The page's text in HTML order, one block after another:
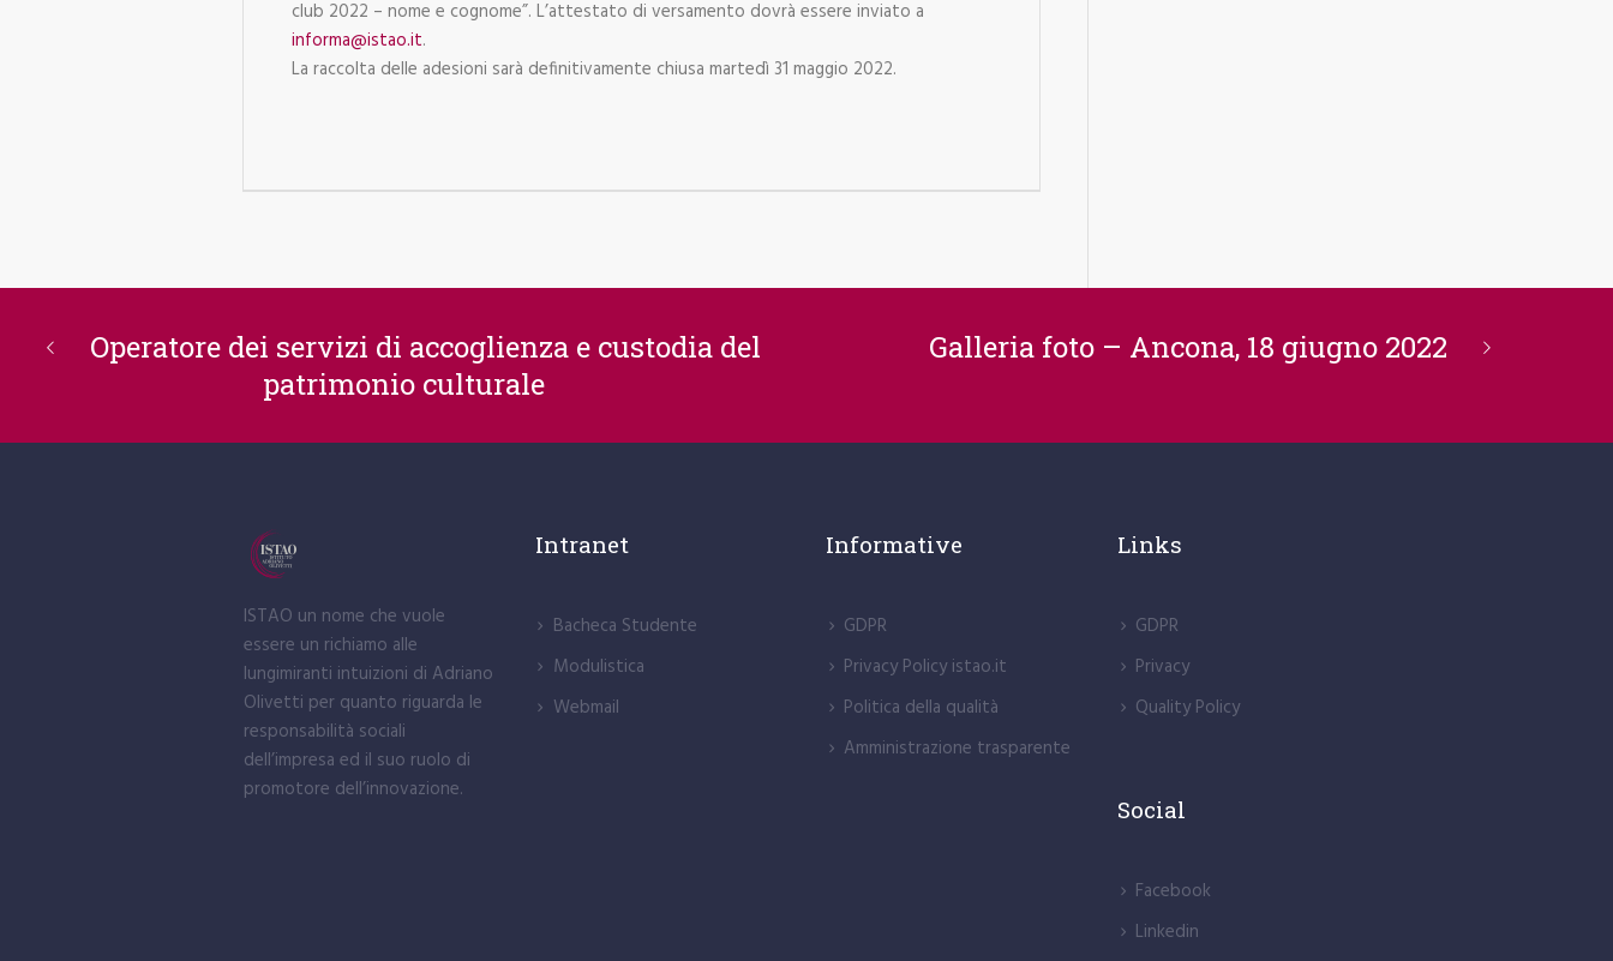
club 2022 – nome e cognome”. L’attestato di versamento dovrà essere inviato a
informa@istao.it.
La raccolta delle adesioni sarà definitivamente chiusa martedì 31 maggio 2022.
Operatore dei servizi di accoglienza e custodia del
patrimonio culturale
Galleria foto – Ancona, 18 giugno 2022
ISTAO un nome che vuole
essere un richiamo alle
lungimiranti intuizioni di Adriano
Olivetti per quanto riguarda le
responsabilità sociali
dell’impresa ed il suo ruolo di
promotore dell’innovazione.
Intranet
Bacheca Studente
Modulistica
Webmail
Informative
GDPR
Privacy Policy istao.it
Politica della qualità
Amministrazione trasparente
Links
GDPR
Privacy
Quality Policy
Social
Facebook
Linkedin